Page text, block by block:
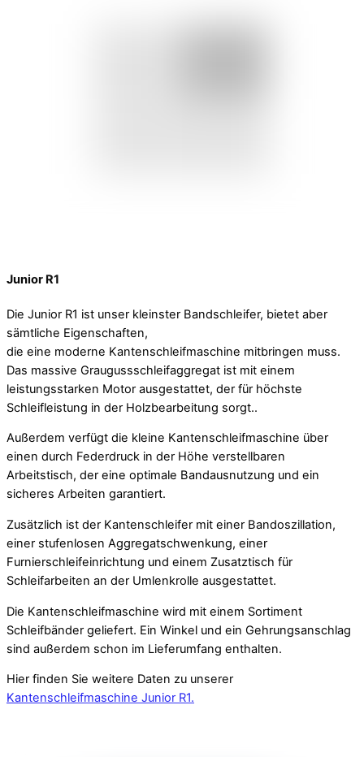
Junior R1
Die Junior R1 ist unser kleinster Bandschleifer, bietet aber
sämtliche Eigenschaften,
die eine moderne Kantenschleifmaschine mitbringen muss.
Das massive Graugussschleifaggregat ist mit einem
leistungsstarken Motor ausgestattet, der für höchste
Schleifleistung in der Holzbearbeitung sorgt..
Außerdem verfügt die kleine Kantenschleifmaschine über
einen durch Federdruck in der Höhe verstellbaren
Arbeitstisch, der eine optimale Bandausnutzung und ein
sicheres Arbeiten garantiert.
Zusätzlich ist der Kantenschleifer mit einer Bandoszillation,
einer stufenlosen Aggregatschwenkung, einer
Furnierschleifeinrichtung und einem Zusatztisch für
Schleifarbeiten an der Umlenkrolle ausgestattet.
Die Kantenschleifmaschine wird mit einem Sortiment
Schleifbänder geliefert. Ein Winkel und ein Gehrungsanschlag
sind außerdem schon im Lieferumfang enthalten.
Hier finden Sie weitere Daten zu unserer
Kantenschleifmaschine Junior R1.